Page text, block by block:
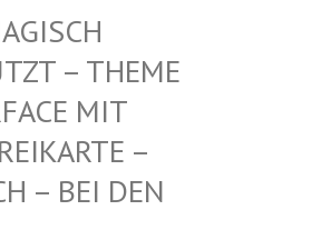
GE
– THEME –
MIT EI
– WI
BEI DEN WA